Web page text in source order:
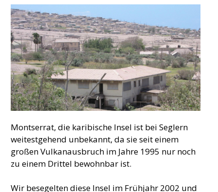
Montserrat, die karibische Insel ist bei Seglern
weitestgehend unbekannt, da sie seit einem
großen Vulkanausbruch im Jahre 1995 nur noch
zu einem Drittel bewohnbar ist.
Wir besegelten diese Insel im Frühjahr 2002 und